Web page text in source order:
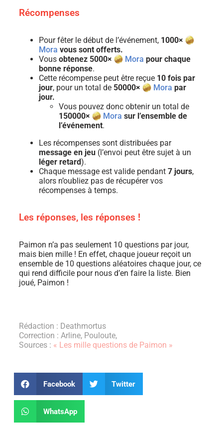
Récompenses
Pour fêter le début de l’événement, 1000×
Mora vous sont offerts.
Vous obtenez 5000× Mora pour chaque
bonne réponse.
Cette récompense peut être reçue 10 fois par
jour, pour un total de 50000× Mora par
jour.
Vous pouvez donc obtenir un total de
150000×
Mora sur l’ensemble de
l’événement.
Les récompenses sont distribuées par
message en jeu (l’envoi peut être sujet à un
léger retard).
Chaque message est valide pendant 7 jours,
alors n’oubliez pas de récupérer vos
récompenses à temps.
Les réponses, les réponses !
Paimon n’a pas seulement 10 questions par jour,
mais bien mille ! En effet, chaque joueur reçoit un
ensemble de 10 questions aléatoires chaque jour, ce
qui rend difficile pour nous d’en faire la liste. Bien
joué, Paimon !
Rédaction : Deathmortus
Correction : Arline, Pouloute,
Sources : « Les mille questions de Paimon »
Facebook Twitter
WhatsApp